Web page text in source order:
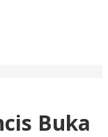
Buka